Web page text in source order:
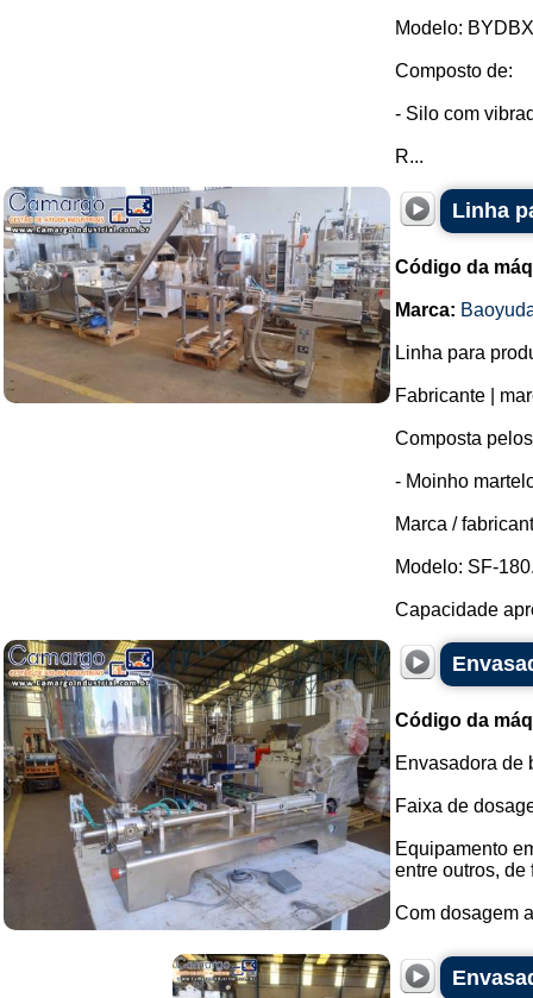
Modelo:
Composto de:
- Silo com
R...
Linha
Código da
Marca:
Linha para
Fabricante |
Composta
- Moinho
Marca /
Modelo: SF-
Capacidade
Código da
Envasadora de
Faixa de
Equipamento
entre outros,
Com dosagem